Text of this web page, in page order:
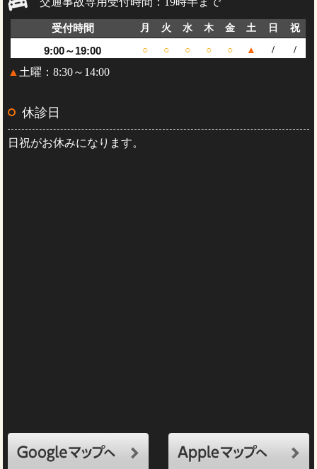
受付時間 月 火 水 木 金 土 日 祝
9:00～19:00 ○ ○ ○ ○ ○ ▲ / /
▲ 土曜：8:30～14:00
休診日
日祝がお休みになります。